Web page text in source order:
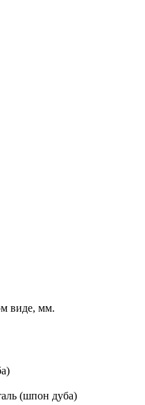
виде, мм.
(шпон дуба)